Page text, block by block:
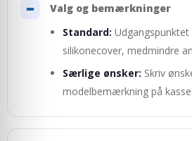
Valg og bemærkninger
Standard:
silikonecover, medmindre
Særlige ønsker: Skriv
modelbemærkning på